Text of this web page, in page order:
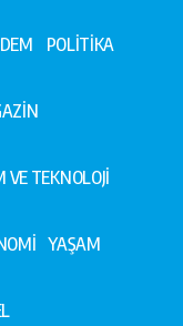
POLİTİKA
VE TEKNOLOJİ
YAŞAM